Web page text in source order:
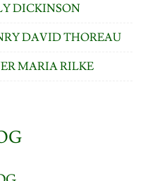
DICKINSON
DAVID THOREAU
MARIA RILKE